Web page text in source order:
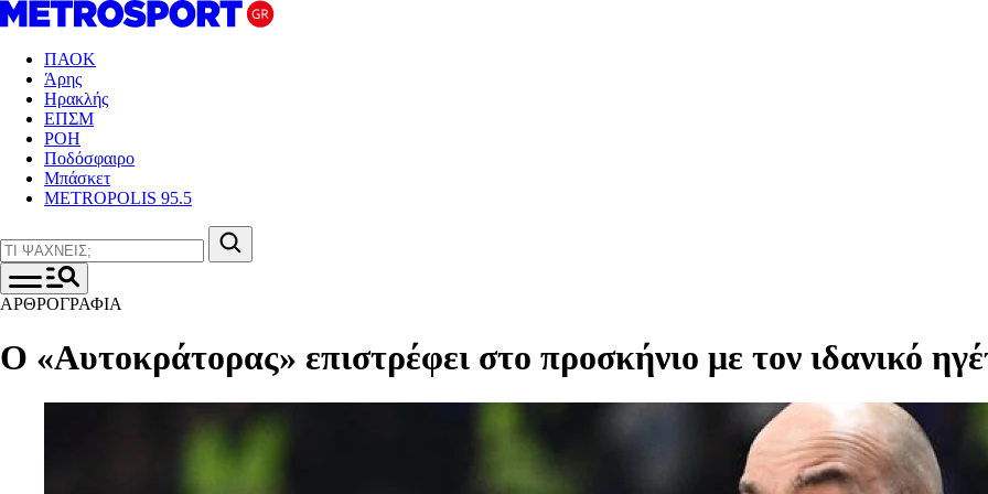
ΠΑΟΚ
Άρης
Ηρακλής
ΕΠΣΜ
ΡΟΗ
Ποδόσφαιρο
Μπάσκετ
METROPOLIS 95.5
ΑΡΘΡΟΓΡΑΦΙΑ
Ο «Αυτοκράτορας» επιστρέφει στο προσκήνιο με τον ιδανικό